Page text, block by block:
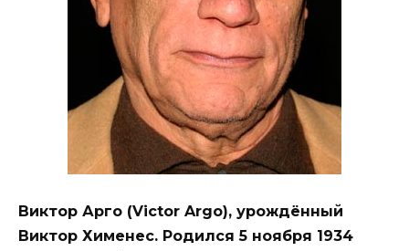
Виктор Арго (Victor Argo), урождённый
Виктор Хименес. Родился 5 ноября 1934